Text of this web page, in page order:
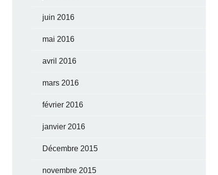
juin 2016
mai 2016
avril 2016
mars 2016
février 2016
janvier 2016
Décembre 2015
novembre 2015